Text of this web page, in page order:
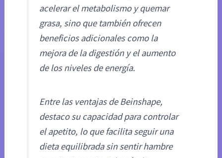
acelerar el metabolismo y quemar
grasa, sino que también ofrecen
beneficios adicionales como la
mejora de la digestión y el aumento
de los niveles de energía.
Entre las ventajas de Beinshape,
destaco su capacidad para controlar
el apetito, lo que facilita seguir una
dieta equilibrada sin sentir hambre